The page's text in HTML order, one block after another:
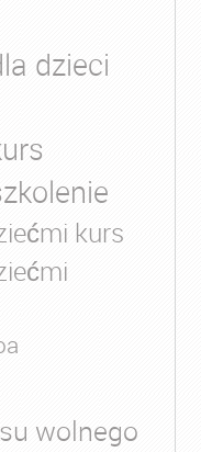
dzieci
kurs
wolnego